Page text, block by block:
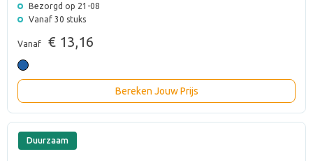
Bezorgd op 21-08
Vanaf 30 stuks
Vanaf € 13,16
Bereken Jouw Prijs
Duurzaam